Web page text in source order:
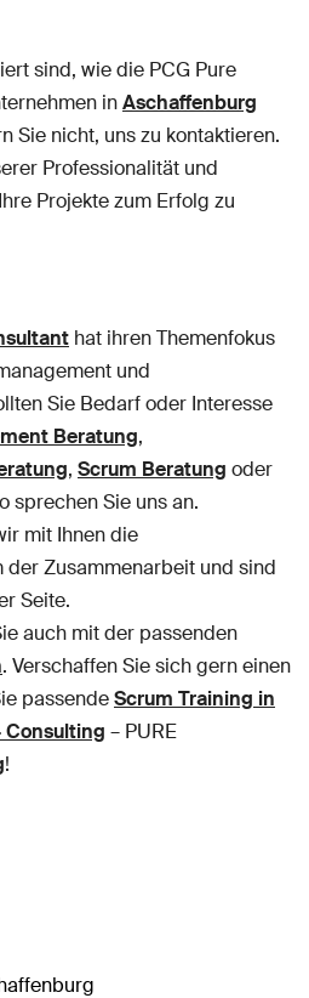
sind, wie die PCG Pure
inAschaffenburg
Sie nicht, uns zu kontaktieren.
Professionalität und
Projekte zum Erfolg zu
hat ihren Themenfokus
und
Sie Bedarf oder Interesse
Beratung,
, Scrum Beratung oder
sprechen Sie uns an.
mit Ihnen die
Zusammenarbeit und sind
Seite.
auch mit der passenden
. Verschaffen Sie sich gern einen
passendeScrum Training in
Consulting – PURE
!